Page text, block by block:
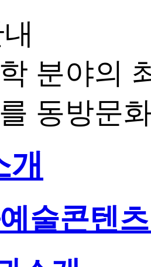
분야의
동방문
개
술콘텐